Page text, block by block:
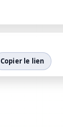
Copier le lien